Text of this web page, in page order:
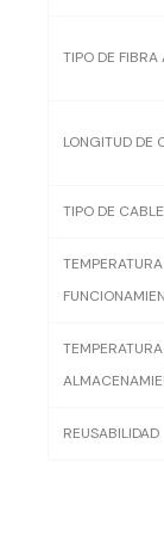
TIPO DE
LONGITUD DE
TIPO DE CABLE
REUSABILIDAD